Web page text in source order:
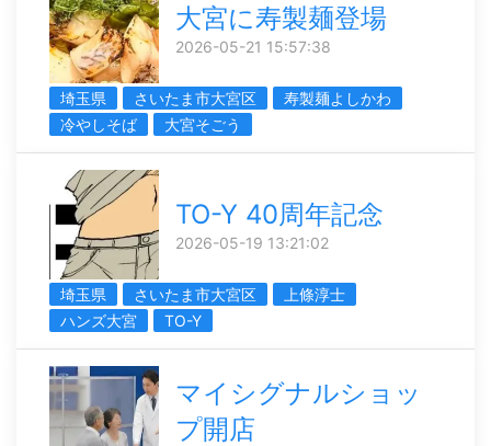
大宮に寿製麺登場
2026-05-21 15:57:38
埼玉県 さいたま市大宮区
寿製麺よしかわ
冷やしそば
大宮そごう
TO-Y 40周年記念
2026-05-19 13:21:02
埼玉県 さいたま市大宮区
上條淳士
ハンズ大宮
TO-Y
マイシグナルショッ
プ開店